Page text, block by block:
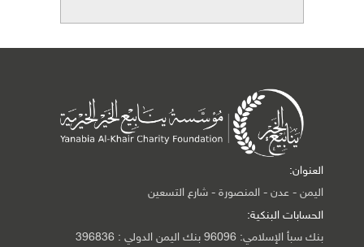
العنوان:
اليمن - عدن - المنصورة - شارع التسعين
الحسابات البنكية:
بنك سبأ الإسلامي: 96096 بنك اليمن الدولي : 396836